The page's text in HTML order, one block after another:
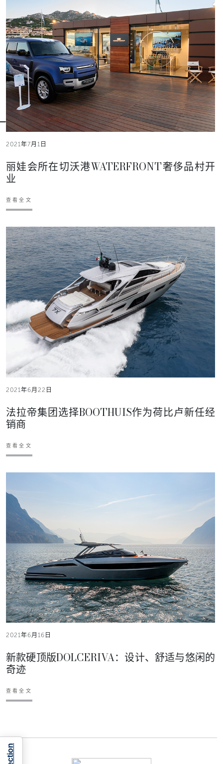
2021年7月1日
丽娃会所在切沃港WATERFRONT奢侈品村开
业
查看全文
2021年6月22日
法拉帝集团选择BOOTHUIS作为荷比卢新任经
销商
查看全文
2021年6月16日
新款硬顶版DOLCERIVA：设计、舒适与悠闲的
奇迹
查看全文